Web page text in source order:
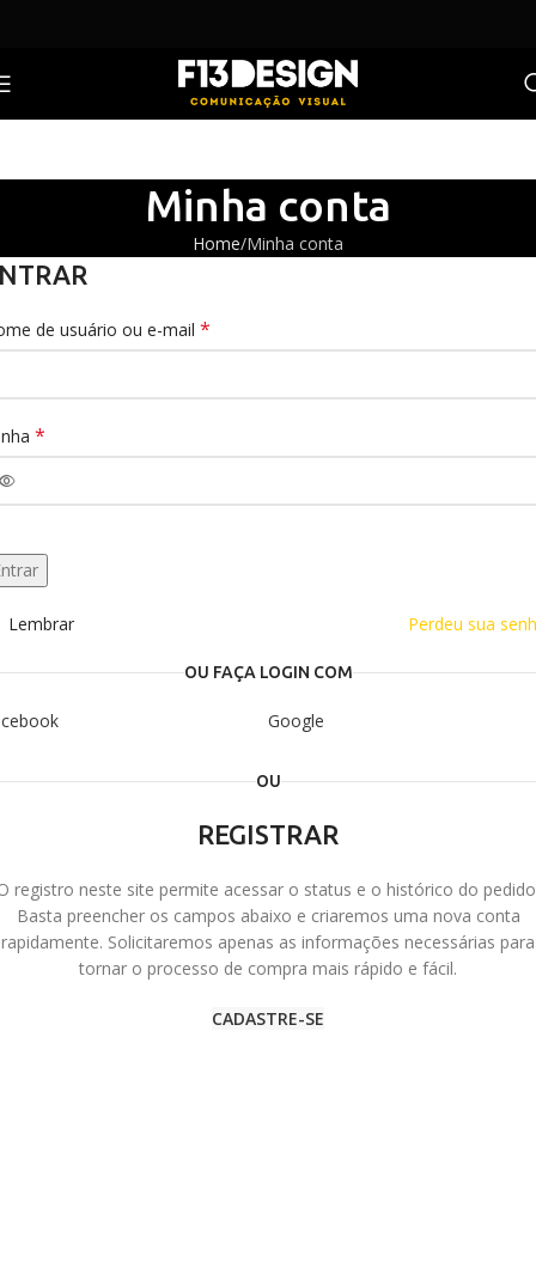
Minha conta
Home Minha conta
de usuário ou e-mail *
*
Perdeu sua
Lembrar
OU FAÇA LOGIN COM
Google
OU
REGISTRAR
registro neste site permite acessar o status e o histórico do
Basta preencher os campos abaixo e criaremos uma nova conta
rapidamente. Solicitaremos apenas as informações necessárias para
tornar o processo de compra mais rápido e fácil.
CADASTRE-SE